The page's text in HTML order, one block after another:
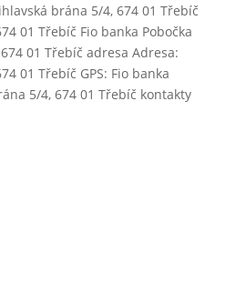
brána 5/4, 674 01 Třebíč
01 Třebíč Fio banka Pobočka
01 Třebíč adresa Adresa:
01 Třebíč GPS: Fio banka
5/4, 674 01 Třebíč kontakty